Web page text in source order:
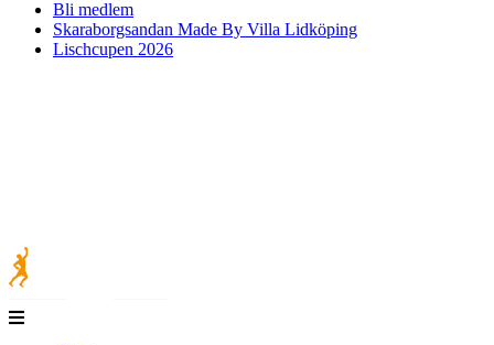
Bli medlem
Skaraborgsandan Made By Villa Lidköping
Lischcupen 2026